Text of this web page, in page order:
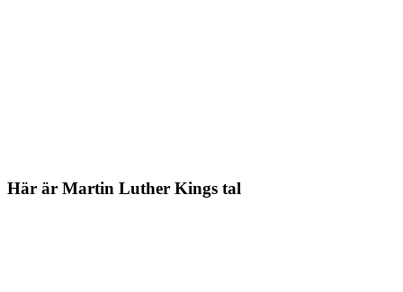
Här är Martin Luther Kings tal